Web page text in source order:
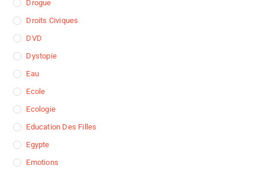
Drogue
Droits Civiques
DVD
Dystopie
Eau
Ecole
Ecologie
Education Des Filles
Egypte
Emotions